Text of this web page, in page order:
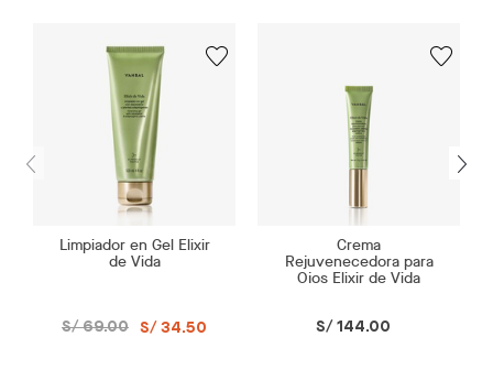
Limpiador en Gel Elixir
de Vida
S/ 69.00 S/ 34.50
Crema
Rejuvenecedora para
Ojos Elixir de Vida
S/ 144.00